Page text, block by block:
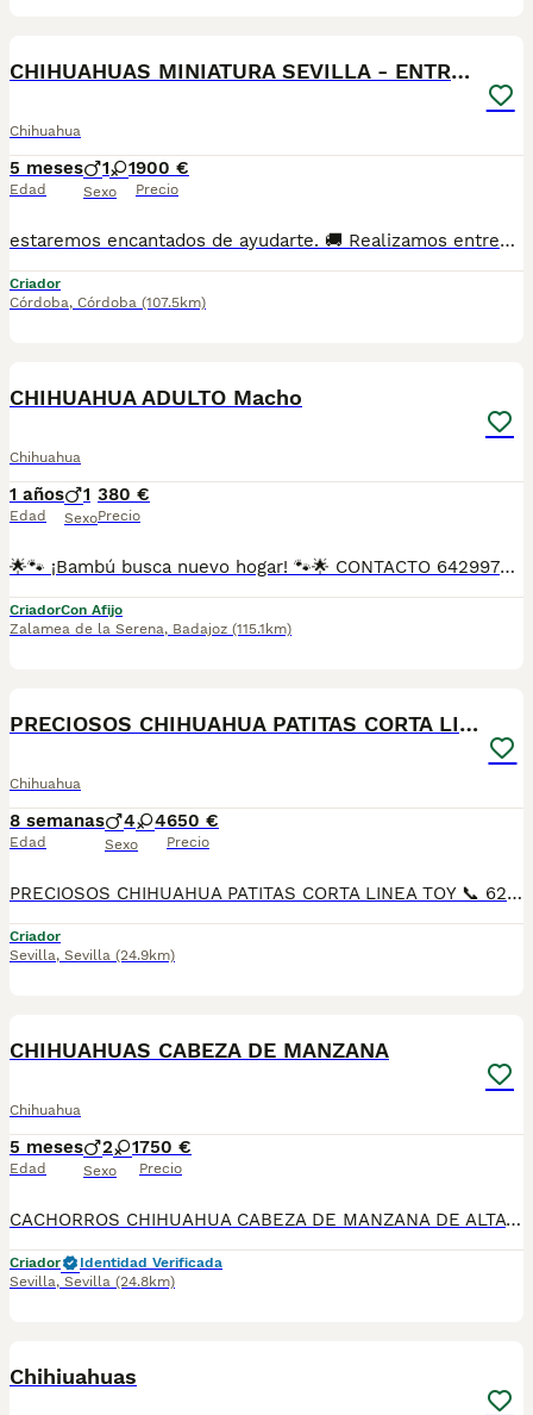
CHIHUAHUAS MINIATURA SEVILLA - ENTREGA
Chihuahua
5 meses
Edad
1 1
Sexo
900 €
Precio
estaremos encantados de ayudarte. 🚚 Realizamos entregas en toda España, con especial frecuencia en **Andalucía**: Sevilla, Málaga, Cádiz, Córdoba, Granada, Jaén, Huelva y Almería. También entregamos habitualmente en Marbella, Jerez de la Frontera, Estepona, Fuengirola, Benalmádena, Mijas, Dos Hermanas y cualquier punto de España. **Entrega 100% a contrarreembolso.** No tendrás que adelantar el importe del cachorro. Lo recibirás en la puerta de tu casa mediante transporte especializado y podrás comprobar que todo está correcto antes de realizar el pago. Nuestros cachorros se entregan: ✅ Vacunados y desparasitados según su edad. ✅ Con microchip, cartilla veterinaria y documentación al día. ✅ Revisados veterinariamente antes de salir de nuestras instalaciones. ✅ Procedentes de excelentes líneas, seleccionadas por salud, carácter y morfología. ✅ Perfectamente socializados y acostumbrados al contacto diario con personas. ✅ Iniciados en el aprendizaje para hacer sus necesidades sobre empapador, facilitando su adaptación al nuevo hogar. ✅ Con asesoramiento personalizado antes y después de la entrega. Nuestro objetivo no es vender un cachorro más. Queremos que cada familia reciba un compañero sano, equilibrado y criado con el máximo cuidado desde el primer día. 📩 Si deseas fotografías, vídeos o más información, escríbenos por privado. Estaremos encantados de ayudarte a encontrar el compañero perfecto670864332 . . .
Criador
Córdoba, Córdoba (107.5km)
CHIHUAHUA ADULTO Macho
Chihuahua
1 años
Edad
1
Sexo
380 €
Precio
🌟🐾 ¡Bambú busca nuevo hogar! 🐾🌟 CONTACTO 642997300 Bambú es un chihuahua merlé con un patrón precioso y único, nacido el 3 de marzo de 2025. Es un perrito alegre, curioso y lleno de encanto. Tiene todas sus vacunas al día y ya está listo para salir a pasear y descubrir el mundo contigo. PESA 2,8 Kg. 🔹 Detalle importante: Bamboo tiene solo un testículo, pero esto no le impide ser un compañero sano y adorable. Si buscas un perrito especial, lleno de ternura y con una mirada que enamora, ¡Bambú está esperando conocerte! 🐾💚
CriadorCon Afijo
Zalamea de la Serena, Badajoz (115.1km)
PRECIOSOS CHIHUAHUA PATITAS CORTA LINEA TOY
Chihuahua
8 semanas
Edad
4 4
Sexo
650 €
Precio
PRECIOSOS CHIHUAHUA PATITAS CORTA LINEA TOY 📞 624 239 408, raza pura 50 por ciento RUSO patitas corta muy chato muy lista y obediente, ideal para piso es muy cariñoso y juguetón Varios colores, cremas , bicolores . lila desde 700€ A 1200€, SEGUN COLOR Y SEXO DEL CHIHUAHUA precios reales si entráis en la wed : MUNDOCHIHUAHUA.ES TENEMOS CANICHES, CHIHUAHUA, MALTIPOL, POMERANIA, BICHON MALTES 🧾 Cartilla veterinaria 🩺 Vacunaciones y desparasitaciones al día 📄 Contrato de garantía 🚚 Envíos a toda España, 💳 Pago a la entrega, contra reembolso 📞 624 239 408 📹 Vídeos y más información por WhatsApp 🌐 MUNDOCHIHUAHUA.ES
Criador
Sevilla, Sevilla (24.9km)
CHIHUAHUAS CABEZA DE MANZANA
Chihuahua
5 meses
Edad
2 1
Sexo
750 €
Precio
CACHORROS CHIHUAHUA CABEZA DE MANZANA DE ALTA CALIDAD 🐶✨ DISPONIBLES PRECIOSOS CACHORROS DE CHIHUAHUA CABEZA DE MANZANA, DE ALTA CALIDAD. MADRE LÍNEA RUSA PADRE LÍNEA RUSA Y THAILANDESA, DESTACANDO POR SU EXCELENTE MORFOLOGÍA, BONITA CABEZA DE MANZANA, BUEN HUESO Y EXCELENTE CARÁCTER. CACHORROS CRIADOS CON MUCHA DEDICACIÓN, MUY BIEN SOCIALIZADOS Y ACOSTUMBRADOS AL AMBIENTE FAMILIAR. IDEALES PARA PERSONAS QUE BUSCAN CALIDAD EN LA RAZA. SE ENTREGAN CON: ✔ CARTILLA SANITARIA ✔ CICLO DE VACUNACIÓN SEGÚN EDAD ✔ DESPARASITACIONES INTERNAS Y EXTERNAS ✔ MICROCHIP ✔ PASAPORTE PASAPORTE PUESTO A NOMBRE DEL NUEVO PROPIETARIO (dependiendo ubicacion) 📞 PARA MÁS INFORMACIÓN, FOTOS O RESERVAS CONTACTAR SIN COMPROMISO. 🐾 INSTAGRAN: LATIDOS DEL SUR CON AMOR ❤️ FACEBOOK Y TIKTOK 👆👆 TELEFONO:692918573
Criador
Identidad Verificada
Sevilla, Sevilla (24.8km)
Chihiuahuas